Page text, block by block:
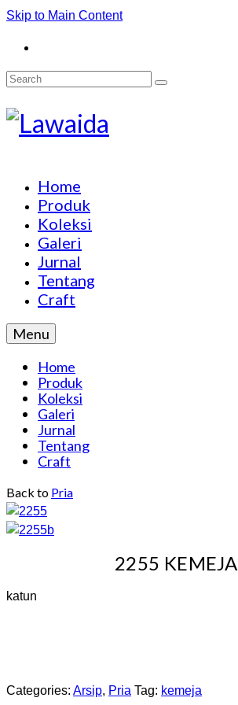
Skip to Main Content
Search
Home
Produk
Koleksi
Galeri
Jurnal
Tentang
Craft
Menu
Home
Produk
Koleksi
Galeri
Jurnal
Tentang
Craft
Back to Pria
2255 KEMEJA
katun
Categories: Arsip, Pria Tag: kemeja